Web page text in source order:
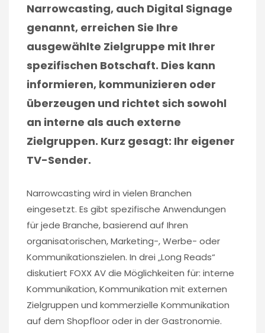
Narrowcasting, auch Digital Signage
genannt, erreichen Sie Ihre
ausgewählte Zielgruppe mit Ihrer
spezifischen Botschaft. Dies kann
informieren, kommunizieren oder
überzeugen und richtet sich sowohl
an interne als auch externe
Zielgruppen. Kurz gesagt: Ihr eigener
TV-Sender.
Narrowcasting wird in vielen Branchen
eingesetzt. Es gibt spezifische Anwendungen
für jede Branche, basierend auf Ihren
organisatorischen, Marketing-, Werbe- oder
Kommunikationszielen. In drei „Long Reads“
diskutiert FOXX AV die Möglichkeiten für: interne
Kommunikation, Kommunikation mit externen
Zielgruppen und kommerzielle Kommunikation
auf dem Shopfloor oder in der Gastronomie.